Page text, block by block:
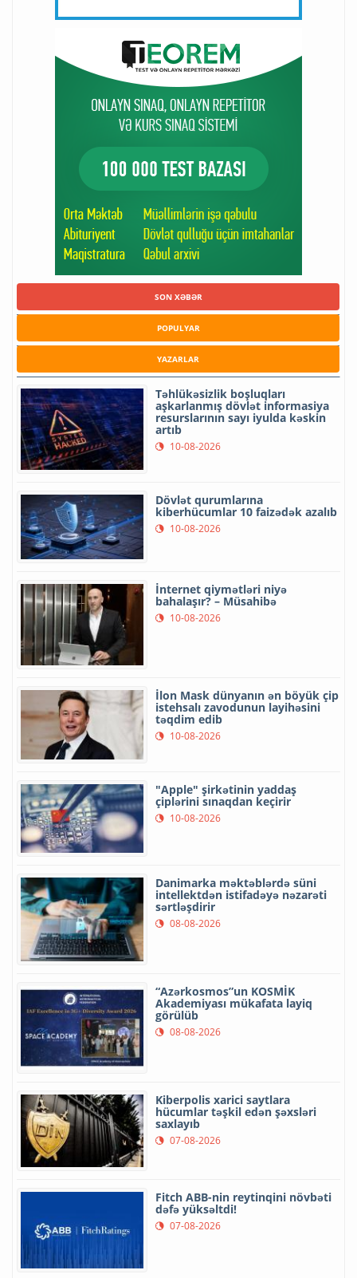
SON XƏBƏR
POPULYAR
YAZARLAR
Təhlükəsizlik boşluqları
aşkarlanmış dövlət informasiya
resurslarının sayı iyulda kəskin
artıb
10-08-2026
Dövlət qurumlarına
kiberhücumlar 10 faizədək azalıb
10-08-2026
İnternet qiymətləri niyə
bahalaşır? – Müsahibə
10-08-2026
İlon Mask dünyanın ən böyük çip
istehsalı zavodunun layihəsini
təqdim edib
10-08-2026
"Apple" şirkətinin yaddaş
çiplərini sınaqdan keçirir
10-08-2026
Danimarka məktəblərdə süni
intellektdən istifadəyə nəzarəti
sərtləşdirir
08-08-2026
“Azərkosmos”un KOSMİK
Akademiyası mükafata layiq
görülüb
08-08-2026
Kiberpolis xarici saytlara
hücumlar təşkil edən şəxsləri
saxlayıb
07-08-2026
Fitch ABB-nin reytinqini növbəti
dəfə yüksəltdi!
07-08-2026